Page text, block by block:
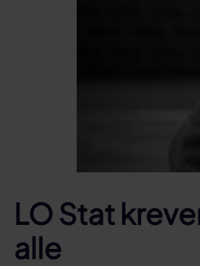
LO Stat
alle